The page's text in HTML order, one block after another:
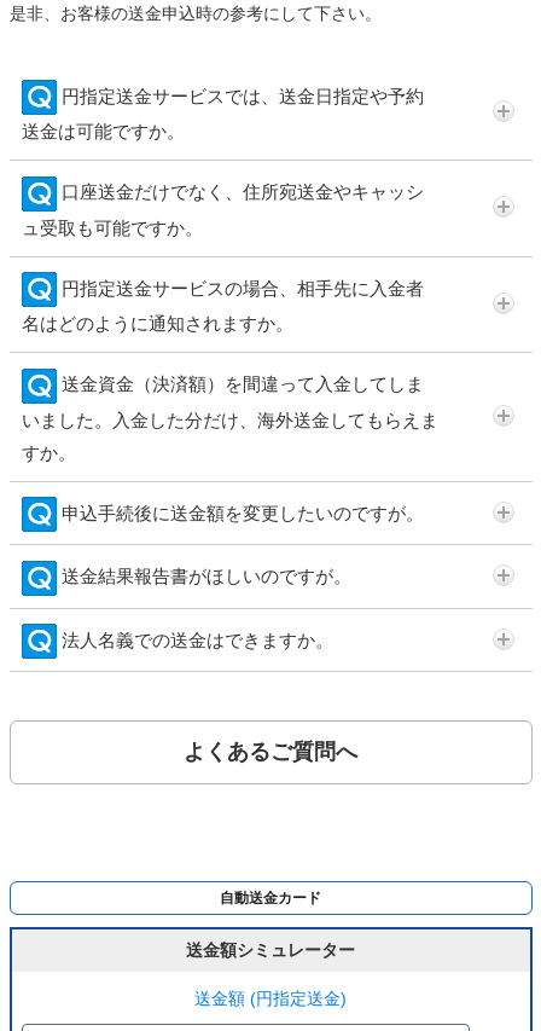
是非、お客様の送金申込時の参考にして下さい。
円指定送金サービスでは、送金日指定や予約
送金は可能ですか。
口座送金だけでなく、住所宛送金やキャッシ
ュ受取も可能ですか。
円指定送金サービスの場合、相手先に入金者
名はどのように通知されますか。
送金資金（決済額）を間違って入金してしま
いました。入金した分だけ、海外送金してもらえま
すか。
申込手続後に送金額を変更したいのですが。
送金結果報告書がほしいのですが。
法人名義での送金はできますか。
よくあるご質問へ
自動送金カード
送金額シミュレーター
送金額 (円指定送金)